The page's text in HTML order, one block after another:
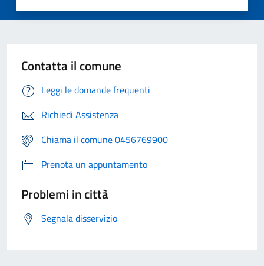
Contatta il comune
Leggi le domande frequenti
Richiedi Assistenza
Chiama il comune 0456769900
Prenota un appuntamento
Problemi in città
Segnala disservizio